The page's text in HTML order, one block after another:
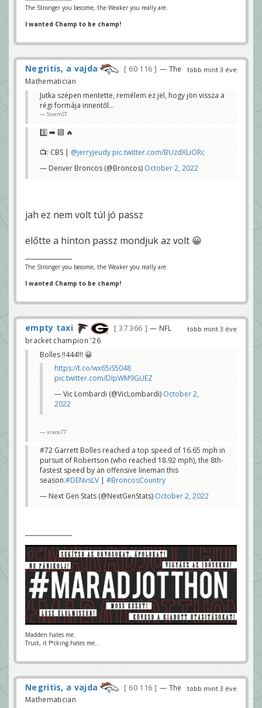
The Stronger you become, the Weaker you really are.
I wanted Champ to be champ!
több mint 3 éve
Negritis, a vajda 60 116
— The
Mathematician
Jutka szépen mentette, remélem ez jel, hogy jön vissza a
régi formája innentől...
StormST
3️⃣ ➡️ 🔟 🔥
📺: CBS | @jerryjeudypic.twitter.com/BUzdXLiORc
— Denver Broncos (@Broncos)October 2, 2022
jah ez nem volt túl jó passz
előtte a hinton passz mondjuk az volt 😀
The Stronger you become, the Weaker you really are.
I wanted Champ to be champ!
több mint 3 éve
empty taxi 37 366
— NFL
bracket champion '26
Bolles !!444!!! 😀
https://t.co/wx65iS5048
pic.twitter.com/DIpWM9GUEZ
— Vic Lombardi (@VicLombardi) October 2,
2022
xrace77
#72 Garrett Bolles reached a top speed of 16.65 mph in
pursuit of Robertson (who reached 18.92 mph), the 8th-
fastest speed by an offensive lineman this
season.#DENvsLV | #BroncosCountry
— Next Gen Stats (@NextGenStats) October 2, 2022
Madden hates me.
Trust, it f*cking hates me...
több mint 3 éve
Negritis, a vajda 60 116
— The
Mathematician